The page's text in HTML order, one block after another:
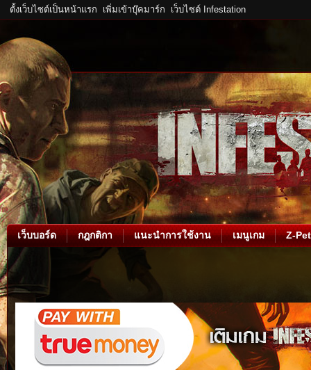
ตั้งเว็บไซต์เป็นหน้าแรก เพิ่มเข้าบุ๊คมาร์ก เว็บไซต์ Infestation
เว็บบอร์ด กฎกติกา แนะนำการใช้งาน เมนูเกม Z-Pet